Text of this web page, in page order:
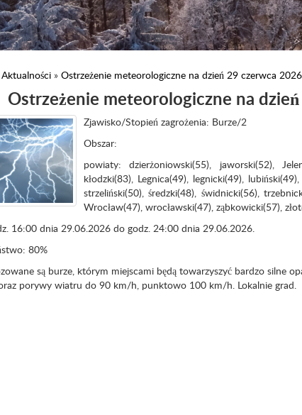
Aktualności » Ostrzeżenie meteorologiczne na dzień 29 czerwca
Ostrzeżenie meteorologiczne na
Zjawisko/Stopień zagrożenia: Burze/2
Obszar:
powiaty: dzierżoniowski(55), jaworski(52),
kłodzki(83), Legnica(49), legnicki(49),
strzeliński(50), średzki(48), świdnicki(56),
Wrocław(47), wrocławski(47), ząbkowicki(57),
16:00 dnia 29.06.2026 do godz. 24:00 dnia 29.06.2026.
: 80%
są burze, którym miejscami będą towarzyszyć bardzo silne
porywy wiatru do 90 km/h, punktowo 100 km/h. Lokalnie grad.